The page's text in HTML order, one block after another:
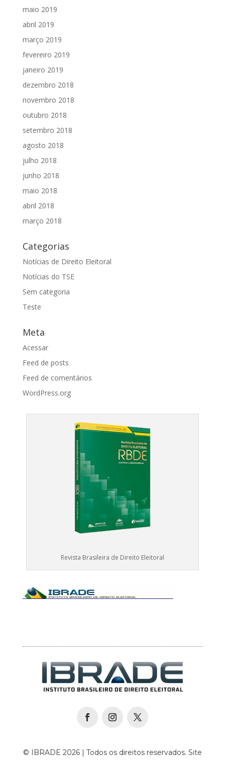
maio 2019
abril 2019
março 2019
fevereiro 2019
janeiro 2019
dezembro 2018
novembro 2018
outubro 2018
setembro 2018
agosto 2018
julho 2018
junho 2018
maio 2018
abril 2018
março 2018
Categorias
Notícias de Direito Eleitoral
Notícias do TSE
Sem categoria
Teste
Meta
Acessar
Feed de posts
Feed de comentários
WordPress.org
Revista Brasileira de Direito Eleitoral
© IBRADE 2026 | Todos os direitos reservados. Site